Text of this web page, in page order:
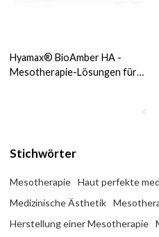
Hyamax® BioAmber HA -
Mesotherapie-Lösungen für
Stichwörter
Mesotherapie
Haut perfekte
Medizinische Ästhetik
Herstellung einer Mesotherapie